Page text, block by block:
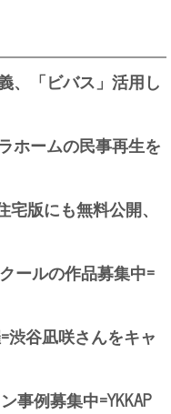
、「ビバス」活用し
ホームの民事再生を
版にも無料公開、
ールの作品募集中=
渋谷凪咲さんをキャ
事例募集中=YKKAP